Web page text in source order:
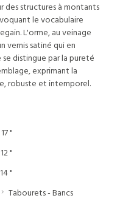
des structures à montants
le vocabulaire
L'orme, au veinage
vernis satiné qui en
distingue par la pureté
exprimant la
robuste et intemporel.
"
"
"
Tabourets - Bancs